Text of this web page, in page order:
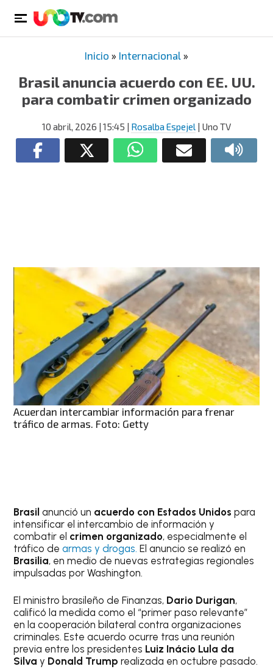
Inicio » Internacional »
Brasil anuncia acuerdo con EE. UU.
para combatir crimen organizado
10 abril, 2026 | 15:45 | Rosalba Espejel | Uno TV
Acuerdan intercambiar información para frenar
tráfico de armas. Foto: Getty
Brasil anunció un acuerdo con Estados Unidos para
intensificar el intercambio de información y
combatir el crimen organizado, especialmente el
tráfico dearmas y drogas. El anuncio se realizó en
Brasilia, en medio de nuevas estrategias regionales
impulsadas por Washington.
El ministro brasileño de Finanzas, Dario Durigan,
calificó la medida como el “primer paso relevante”
en la cooperación bilateral contra organizaciones
criminales. Este acuerdo ocurre tras una reunión
previa entre los presidentes Luiz Inácio Lula da
Silva y Donald Trump realizada en octubre pasado.